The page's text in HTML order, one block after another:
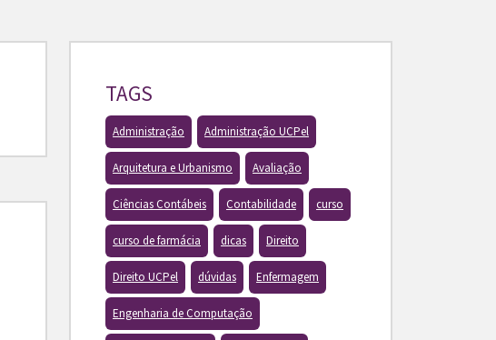
TAGS
Administração Administração UCPel
Arquitetura e Urbanismo Avaliação
Ciências Contábeis Contabilidade curso
curso de farmácia dicas Direito
Direito UCPel dúvidas Enfermagem
Engenharia de Computação